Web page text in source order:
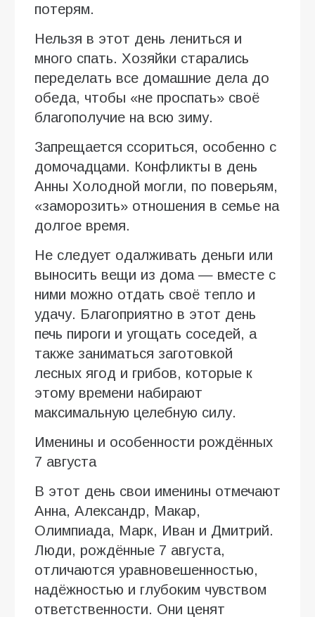
потерям.
Нельзя в этот день лениться и
много спать. Хозяйки старались
переделать все домашние дела до
обеда, чтобы «не проспать» своё
благополучие на всю зиму.
Запрещается ссориться, особенно с
домочадцами. Конфликты в день
Анны Холодной могли, по поверьям,
«заморозить» отношения в семье на
долгое время.
Не следует одалживать деньги или
выносить вещи из дома — вместе с
ними можно отдать своё тепло и
удачу. Благоприятно в этот день
печь пироги и угощать соседей, а
также заниматься заготовкой
лесных ягод и грибов, которые к
этому времени набирают
максимальную целебную силу.
Именины и особенности рождённых
7 августа
В этот день свои именины отмечают
Анна, Александр, Макар,
Олимпиада, Марк, Иван и Дмитрий.
Люди, рождённые 7 августа,
отличаются уравновешенностью,
надёжностью и глубоким чувством
ответственности. Они ценят